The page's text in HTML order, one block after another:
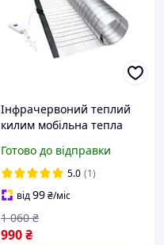
Інфрачервоний теплий
килим мобільна тепла
(TPiz14766)
Готово до відправки
5.0 (1)
від99₴/міс
990₴
1 060 ₴